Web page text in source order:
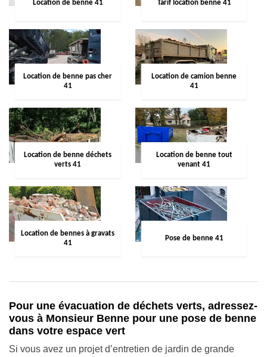
Location de benne 41 Tarif location benne 41
Location de benne pas cher
41
Location de camion benne
41
Location de benne déchets
verts 41
Location de benne tout
venant 41
Location de bennes à gravats
41
Pose de benne 41
Pour une évacuation de déchets verts, adressez-
vous à Monsieur Benne pour une pose de benne
dans votre espace vert
Si vous avez un projet d’entretien de jardin de grande